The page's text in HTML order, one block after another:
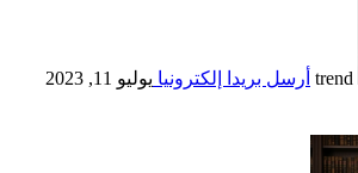
trend أرسل بريدا إلكترونيا يوليو 11, 2023